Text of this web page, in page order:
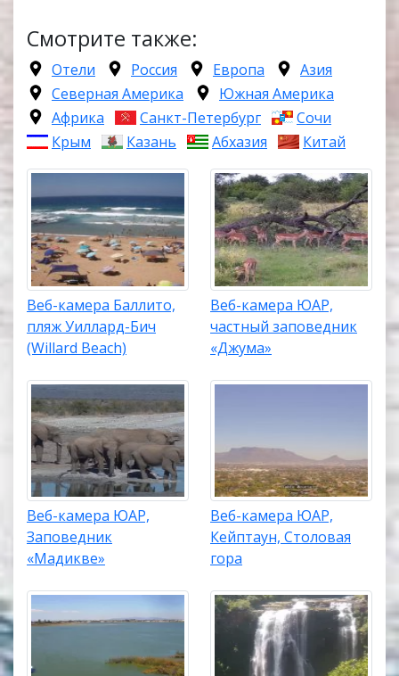
Смотрите также:
Отели Россия Европа
Азия
Северная Америка
Южная Америка
Африка
Санкт-Петербург
Сочи
Крым
Казань Абхазия Китай
Веб-камера Баллито,
пляж Уиллард-Бич
(Willard Beach)
Веб-камера ЮАР,
частный заповедник
«Джума»
Веб-камера ЮАР,
Заповедник
«Мадикве»
Веб-камера ЮАР,
Кейптаун, Столовая
гора